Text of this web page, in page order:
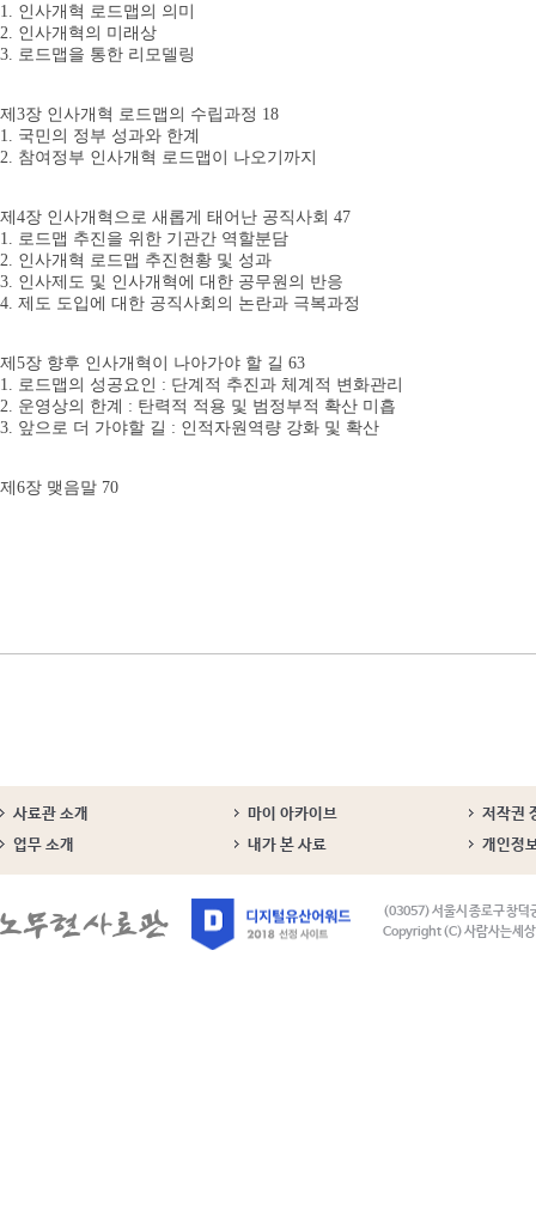
1. 인사개혁 로드맵의 의미
2. 인사개혁의 미래상
3. 로드맵을 통한 리모델링
제3장 인사개혁 로드맵의 수립과정 18
1. 국민의 정부 성과와 한계
2. 참여정부 인사개혁 로드맵이 나오기까지
제4장 인사개혁으로 새롭게 태어난 공직사회 47
1. 로드맵 추진을 위한 기관간 역할분담
2. 인사개혁 로드맵 추진현황 및 성과
3. 인사제도 및 인사개혁에 대한 공무원의 반응
4. 제도 도입에 대한 공직사회의 논란과 극복과정
제5장 향후 인사개혁이 나아가야 할 길 63
1. 로드맵의 성공요인 : 단계적 추진과 체계적 변화관리
2. 운영상의 한계 : 탄력적 적용 및 범정부적 확산 미흡
3. 앞으로 더 가야할 길 : 인적자원역량 강화 및 확산
제6장 맺음말 70
사료관 소개 마이 아카이브
저작권
업무 소개
내가 본 사료 개인정
(03057) 서울시 종로구 창덕
Copyright (C) 사람사는세